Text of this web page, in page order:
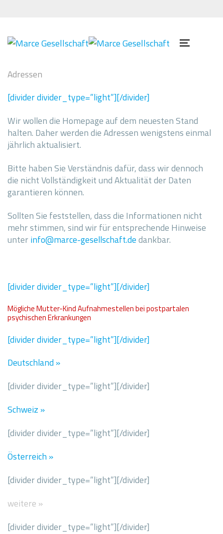
springen
springen
Toggle
Adressen
[divider divider_type=”light”][/divider]
Wir wollen die Homepage auf dem neuesten Stand
halten. Daher werden die Adressen wenigstens einmal
jährlich aktualisiert.
Bitte haben Sie Verständnis dafür, dass wir dennoch
die nicht Vollständigkeit und Aktualität der Daten
garantieren können.
Sollten Sie feststellen, dass die Informationen nicht
mehr stimmen, sind wir für entsprechende Hinweise
unterinfo@marce-gesellschaft.dedankbar.
[divider divider_type=”light”][/divider]
Mögliche Mutter-Kind Aufnahmestellen bei postpartalen
psychischen Erkrankungen
[divider divider_type=”light”][/divider]
Deutschland »
[divider divider_type=”light”][/divider]
Schweiz »
[divider divider_type=”light”][/divider]
Österreich »
[divider divider_type=”light”][/divider]
weitere »
[divider divider_type=”light”][/divider]